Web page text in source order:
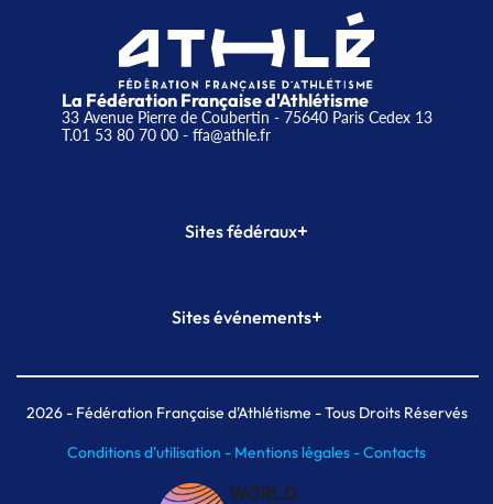
La Fédération Française d'Athlétisme
33 Avenue Pierre de Coubertin - 75640 Paris Cedex 13
T.01 53 80 70 00- ffa@athle.fr
Sites fédéraux+
Plateforme Formation
Sites événements+
Meeting de Paris indoor
MAIF Ekiden de Paris
2026- Fédération Française d'Athlétisme - Tous Droits Réservés
Conditions d'utilisation - Mentions légales -Contacts